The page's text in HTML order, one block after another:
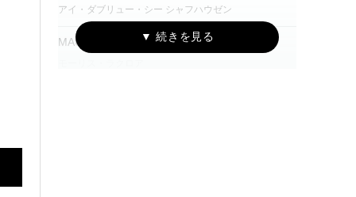
アイ・ダブリュー・シー シャフハウゼン
MAURICE LACROIX